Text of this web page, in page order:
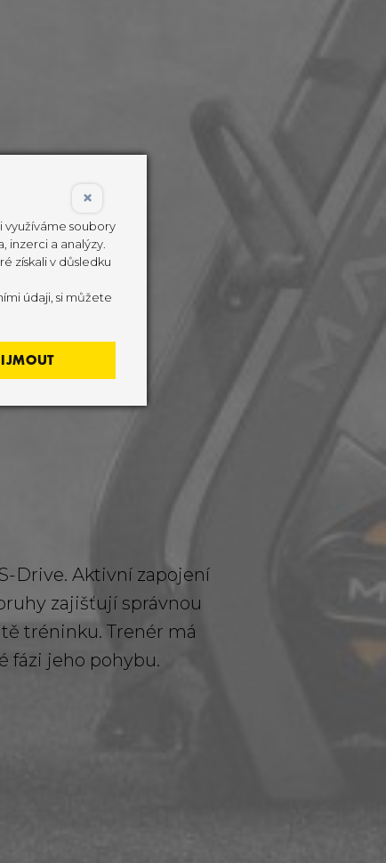
Drive. Aktivní zapojení
zajišťují správnou
tréninku. Trenér má
fázi jeho pohybu.
×
využíváme soubory
inzerci a analýzy.
získali v důsledku
údaji, si můžete